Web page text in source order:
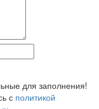
для заполнения!
с политикой